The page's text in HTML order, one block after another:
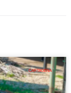
CARTAGENA